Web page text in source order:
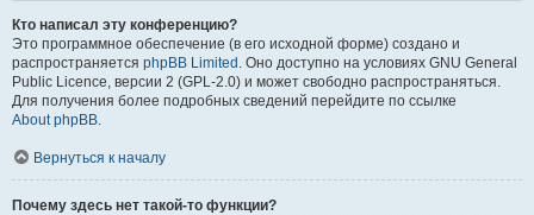
Кто написал эту конференцию?
Это программное обеспечение (в его исходной форме) создано и
распространяется phpBB Limited . Оно доступно на условиях GNU General
Public Licence, версии 2 (GPL-2.0) и может свободно распространяться.
Для получения более подробных сведений перейдите по ссылке
About phpBB.
Вернуться к началу
Почему здесь нет такой-то функции?